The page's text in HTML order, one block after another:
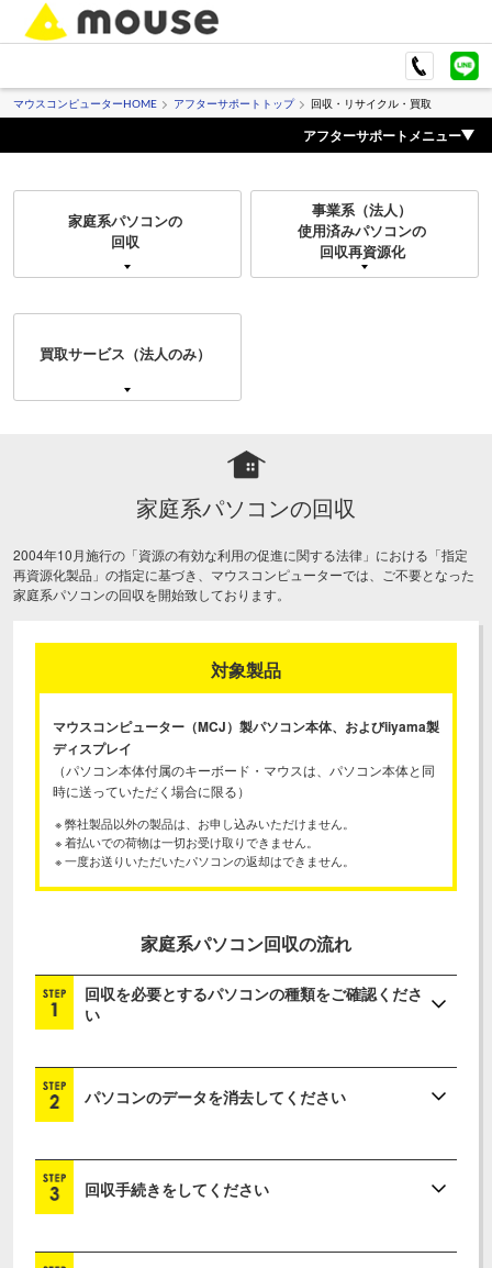
マウスコンピューターHOME アフターサポートトップ 回収・リサイクル・買取
アフターサポートメニュー
家庭系パソコンの
回収
事業系（法人）
使用済みパソコンの
回収再資源化
買取サービス（法人のみ）
家庭系パソコンの回収
2004年10月施行の「資源の有効な利用の促進に関する法律」における「指定
再資源化製品」の指定に基づき、 マウスコンピューターでは、ご不要となった
家庭系パソコンの回収を開始致しております。
対象製品
マウスコンピューター（MCJ）製パソコン本体、およびiiyama製
ディスプレイ
（パソコン本体付属のキーボード・マウスは、パソコン本体と同
時に送っていただく場合に限る）
※ 弊社製品以外の製品は、お申し込みいただけません。
※ 着払いでの荷物は一切お受け取りできません。
※ 一度お送りいただいたパソコンの返却はできません。
家庭系パソコン回収の流れ
回収を必要とするパソコンの種類をご確認くださ
い
パソコンのデータを消去してください
回収手続きをしてください